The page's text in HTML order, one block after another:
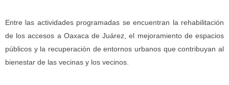
Entre las actividades programadas se encuentran la rehabilitación
de los accesos a Oaxaca de Juárez, el mejoramiento de espacios
públicos y la recuperación de entornos urbanos que contribuyan al
bienestar de las vecinas y los vecinos.